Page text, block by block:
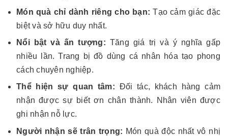
Món quà chỉ dành riêng cho bạn: Tạo cảm giác đặc
biệt và sở hữu duy nhất.
Nổi bật và ấn tượng: Tăng giá trị và ý nghĩa gấp
nhiều lần. Trang bị đồ dùng cá nhân hóa tạo phong
cách chuyên nghiệp.
Thể hiện sự quan tâm: Đối tác, khách hàng cảm
nhận được sự biết ơn chân thành. Nhân viên được
ghi nhận nỗ lực.
Người nhận sẽ trân trọng: Món quà độc nhất vô nhị